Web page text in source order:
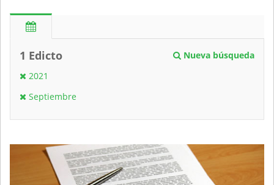
1 Edicto
Nueva búsqueda
2021
Septiembre